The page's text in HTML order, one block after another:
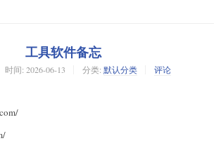
工具软件备忘
时间: 2026-06-13 分类: 默认分类 评论